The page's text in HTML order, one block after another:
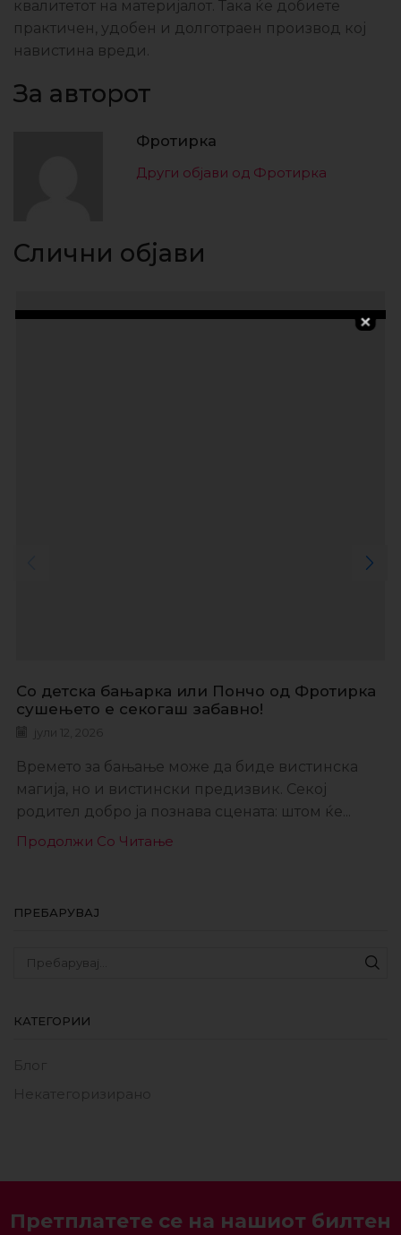
квалитетот на материјалот. Така ќе добиете
практичен, удобен и долготраен производ кој
навистина вреди.
За авторот
Фротирка
Други објави од Фротирка
Слични објави
Со детска бањарка или Пончо од Фротирка
сушењето е секогаш забавно!
јули 12, 2026
Времето за бањање може да биде вистинска
магија, но и вистински предизвик. Секој
родител добро ја познава сцената: штом ќе...
Продолжи Со Читање
ПРЕБАРУВАЈ
КАТЕГОРИИ
Блог
Некатегоризирано
Претплатете се на нашиот билтен